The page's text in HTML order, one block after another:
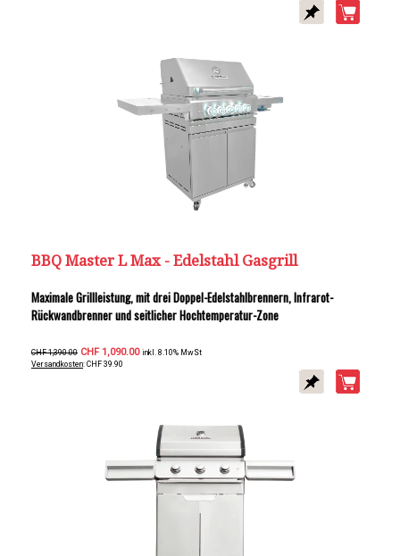
BBQ Master L Max - Edelstahl Gasgrill
Maximale Grillleistung, mit drei Doppel-Edelstahlbrennern, Infrarot-
Rückwandbrenner und seitlicher Hochtemperatur-Zone
CHF 1,390.00 CHF 1,090.00 inkl. 8.10% MwSt
Versandkosten: CHF 39.90